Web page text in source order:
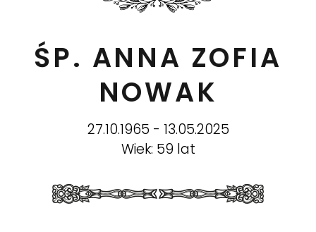
ŚP. ANNA ZOFIA
NOWAK
27.10.1965 - 13.05.2025
Wiek: 59 lat